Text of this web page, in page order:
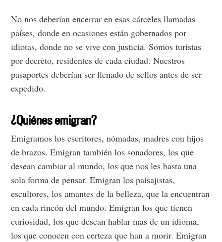
No nos deberían encerrar en esas cárceles llamadas
países, donde en ocasiones están gobernados por
idiotas, donde no se vive con justicia. Somos turistas
por decreto, residentes de cada ciudad. Nuestros
pasaportes deberían ser llenado de sellos antes de ser
expedido.
¿Quiénes emigran?
Emigramos los escritores, nómadas, madres con hijos
de brazos. Emigran también los sonadores, los que
desean cambiar al mundo, los que nos les basta una
sola forma de pensar. Emigran los paisajistas,
escultores, los amantes de la belleza, que la encuentran
en cada rincón del mundo. Emigran los que tienen
curiosidad, los que desean hablar mas de un idioma,
los que conocen con certeza que han a morir. Emigran